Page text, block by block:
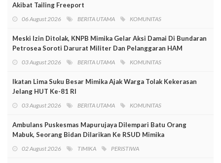
Akibat Tailing Freeport
06 August 2026 BERITA UTAMA KOMUNITAS
Meski Izin Ditolak, KNPB Mimika Gelar Aksi Damai Di Bundaran
Petrosea Soroti Darurat Militer Dan Pelanggaran HAM
03 August 2026 BERITA UTAMA KOMUNITAS
Ikatan Lima Suku Besar Mimika Ajak Warga Tolak Kekerasan
Jelang HUT Ke-81 RI
03 August 2026 BERITA UTAMA KOMUNITAS
Ambulans Puskesmas Mapurujaya Dilempari Batu Orang
Mabuk, Seorang Bidan Dilarikan Ke RSUD Mimika
02 August 2026 TIMIKA PERISTIWA